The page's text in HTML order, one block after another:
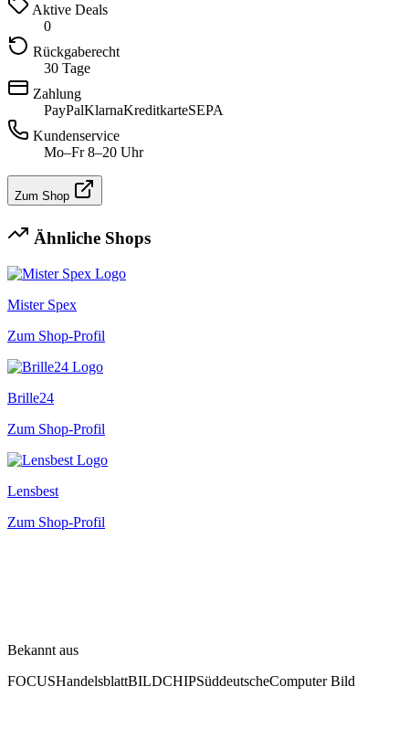
Aktive Deals
0
Rückgaberecht
30 Tage
Zahlung
PayPalKlarnaKreditkarteSEPA
Kundenservice
Mo–Fr 8–20 Uhr
Zum Shop
Ähnliche Shops
Mister Spex
Zum Shop-Profil
Brille24
Zum Shop-Profil
Lensbest
Zum Shop-Profil
Bekannt aus
FOCUSHandelsblattBILDCHIPSüddeutscheComputer Bild